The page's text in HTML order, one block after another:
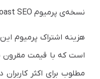
نسخه‌ی پرمیوم Yoast SEO هستند.
است که با قیمت مقرون
مطلوب برای اکثر